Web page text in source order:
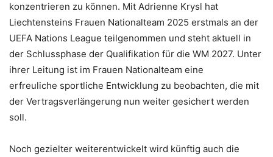
konzentrieren zu können. Mit Adrienne Krysl hat
Liechtensteins Frauen Nationalteam 2025 erstmals an der
UEFA Nations League teilgenommen und steht aktuell in
der Schlussphase der Qualifikation für die WM 2027. Unter
ihrer Leitung ist im Frauen Nationalteam eine
erfreuliche sportliche Entwicklung zu beobachten, die mit
der Vertragsverlängerung nun weiter gesichert werden
soll.
Noch gezielter weiterentwickelt wird künftig auch die